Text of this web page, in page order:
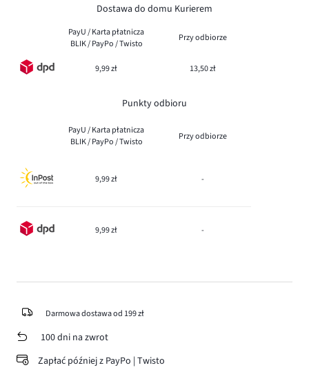
Dostawa do domu Kurierem
PayU / Karta płatnicza
BLIK / PayPo / Twisto
Przy odbiorze
9,99 zł 13,50 zł
Punkty odbioru
PayU / Karta płatnicza
BLIK / PayPo / Twisto
Przy odbiorze
9,99 zł -
9,99 zł -
Darmowa dostawa od 199 zł
100 dni na zwrot
Zapłać później z PayPo | Twisto